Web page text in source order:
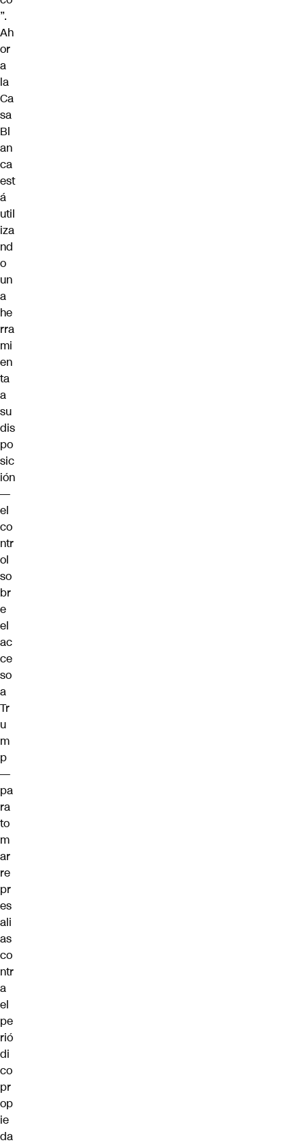
”.
Ah
or
a
la
Ca
sa
Bl
an
ca
est
á
util
iza
nd
o
un
a
he
rra
mi
en
ta
a
su
dis
po
sic
ión
—
el
co
ntr
ol
so
br
e
el
ac
ce
so
a
Tr
u
m
p
—
pa
ra
to
m
ar
re
pr
es
ali
as
co
ntr
a
el
pe
rió
di
co
pr
op
ie
da